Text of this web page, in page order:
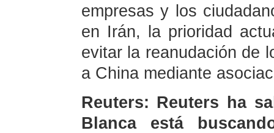
empresas y los
en Irán, la prioridad
evitar la reanudación de
a China mediante
Reuters: Reuters ha
Blanca está